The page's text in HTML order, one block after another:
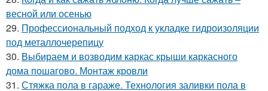
весной или осенью
29. Профессиональный подход к укладке гидроизоляции
под металлочерепицу
30. Выбираем и возводим каркас крыши каркасного
дома пошагово. Монтаж кровли
31. Стяжка пола в гараже. Технология заливки пола в